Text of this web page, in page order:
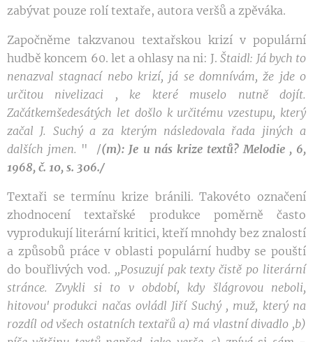
zabývat pouze rolí textaře, autora veršů a zpěváka.
Započněme takzvanou textařskou krizí v populární
hudbě koncem 60. let a ohlasy na ni: J. Štaidl: Já bych to
nenazval stagnací nebo krizí, já se domnívám, že jdeo
určitou nivelizaci , ke které muselo nutně dojít.
Začátkemšedesátých let došlo k určitému vzestupu, který
začal J. Suchý a za kterým následovala řada jiných a
dalších jmen. " /(m): Je u nás krize textů? Melodie , 6,
1968, č. 10, s. 306./
Textaři se termínu krize bránili. Takovéto označení
zhodnocení textařské produkce poměrně často
vyprodukují literární kritici, kteří mnohdy bez znalostí
a způsobů práce v oblasti populární hudby se pouští
do bouřlivých vod. ,,Posuzují pak textyčistě po literární
stránce. Zvykli si to v období, kdy šlágrovou neboli,
hitovou' produkci načasovládl Jiří Suchý , muž, který na
rozdíl od všech ostatních textařů a) má vlastní divadlo ,b)